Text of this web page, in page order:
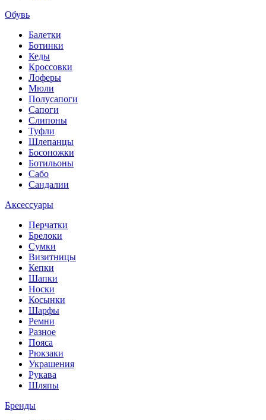
Обувь
Балетки
Ботинки
Кеды
Кроссовки
Лоферы
Мюли
Полусапоги
Сапоги
Слипоны
Туфли
Шлепанцы
Босоножки
Ботильоны
Сабо
Сандалии
Аксессуары
Перчатки
Брелоки
Сумки
Визитницы
Кепки
Шапки
Носки
Косынки
Шарфы
Ремни
Разное
Пояса
Рюкзаки
Украшения
Рукава
Шляпы
Бренды